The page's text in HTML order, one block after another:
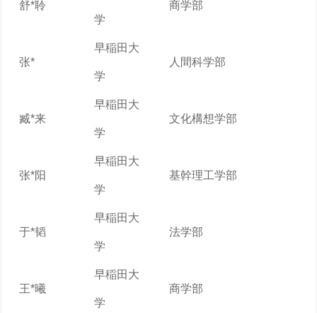
舒*聆
学
商学部
张*
早稲田大
学
人間科学部
臧*来
早稲田大
学
文化構想学部
张*阳
早稲田大
学
基幹理工学部
于*韬
早稲田大
学
法学部
王*曦
早稲田大
学
商学部